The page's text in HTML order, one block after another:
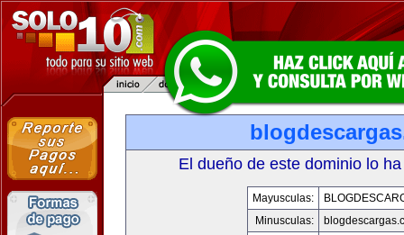
El dueño de este dominio lo
Mayusculas:
Minusculas: